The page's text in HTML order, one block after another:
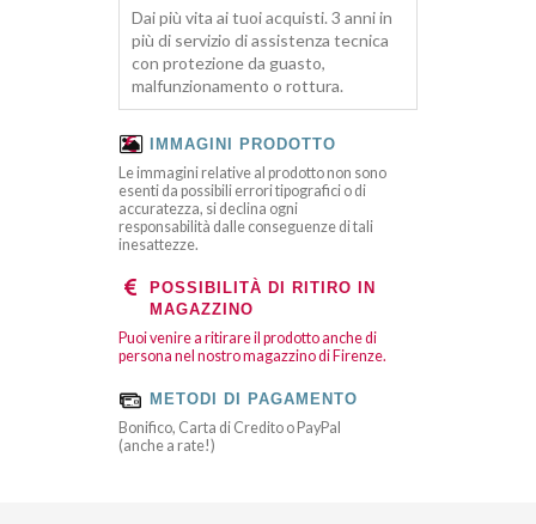
Dai più vita ai tuoi acquisti. 3 anni in
più di servizio di assistenza tecnica
con protezione da guasto,
malfunzionamento o rottura.
IMMAGINI PRODOTTO
Le immagini relative al prodotto non sono
esenti da possibili errori tipografici o di
accuratezza, si declina ogni
responsabilità dalle conseguenze di tali
inesattezze.
POSSIBILITÀ DI RITIRO IN
MAGAZZINO
Puoi venire a ritirare il prodotto anche di
persona nel nostro magazzino di Firenze.
METODI DI PAGAMENTO
Bonifico, Carta di Credito o PayPal
(anche a rate!)